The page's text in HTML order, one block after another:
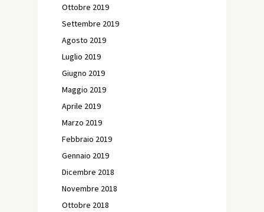
Ottobre 2019
Settembre 2019
Agosto 2019
Luglio 2019
Giugno 2019
Maggio 2019
Aprile 2019
Marzo 2019
Febbraio 2019
Gennaio 2019
Dicembre 2018
Novembre 2018
Ottobre 2018